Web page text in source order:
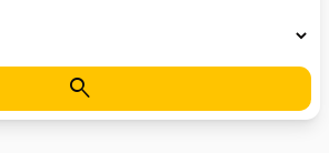
search